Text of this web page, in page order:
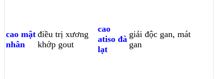
cao mật
nhân
điều trị xương
khớp gout
cao
atiso đà
lạt
giải độc gan, mát
gan